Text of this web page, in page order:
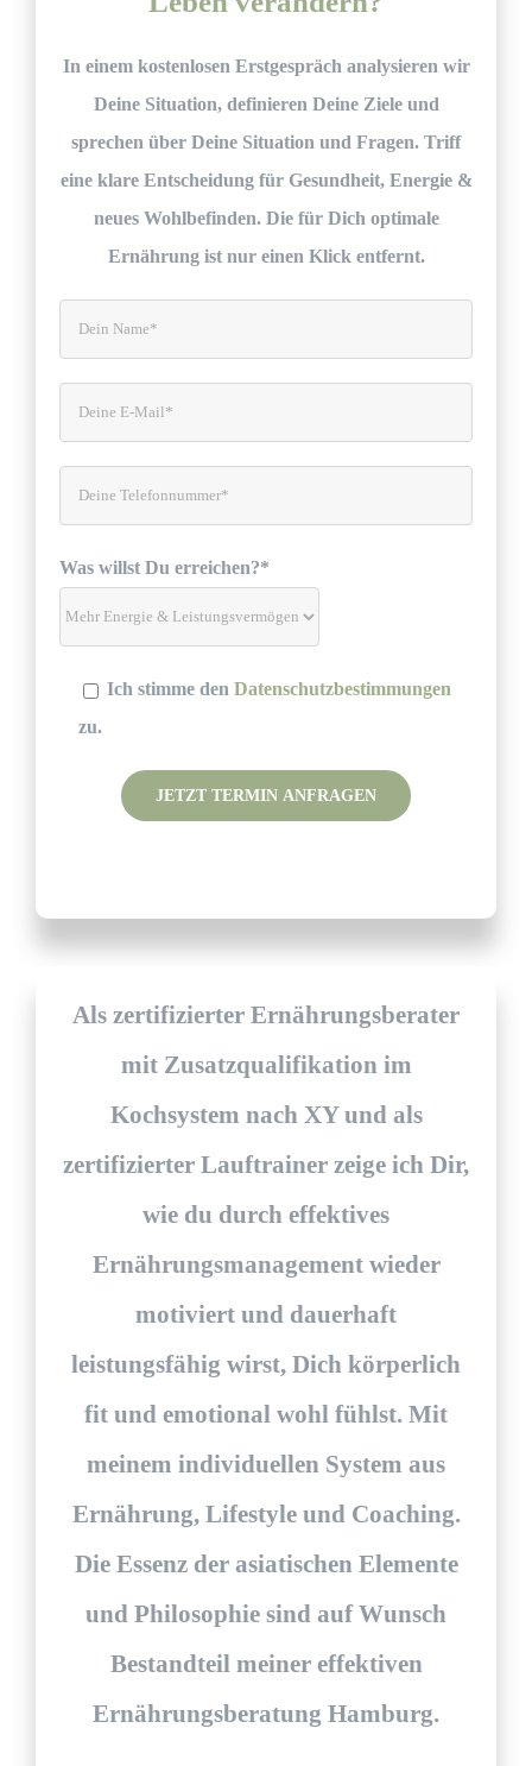
In einem kostenlosen Erstgespräch analysieren wir
Deine Situation, definieren Deine Ziele und
sprechen über Deine Situation und Fragen. Triff
eine klare Entscheidung für Gesundheit, Energie &
neues Wohlbefinden. Die für Dich optimale
Ernährung ist nur einen Klick entfernt.
Was willst Du erreichen?*
Ich stimme den Datenschutzbestimmungen
zu.
Please leave this field empty.
Als zertifizierter Ernährungsberater
mit Zusatzqualifikation im
Kochsystem nach XY und als
zertifizierter Lauftrainer zeige ich Dir,
wie du durch effektives
Ernährungsmanagement wieder
motiviert und dauerhaft
leistungsfähig wirst, Dich körperlich
fit und emotional wohl fühlst. Mit
meinem individuellen System aus
Ernährung, Lifestyle und Coaching.
Die Essenz der asiatischen Elemente
und Philosophie sind auf Wunsch
Bestandteil meiner effektiven
Ernährungsberatung Hamburg.